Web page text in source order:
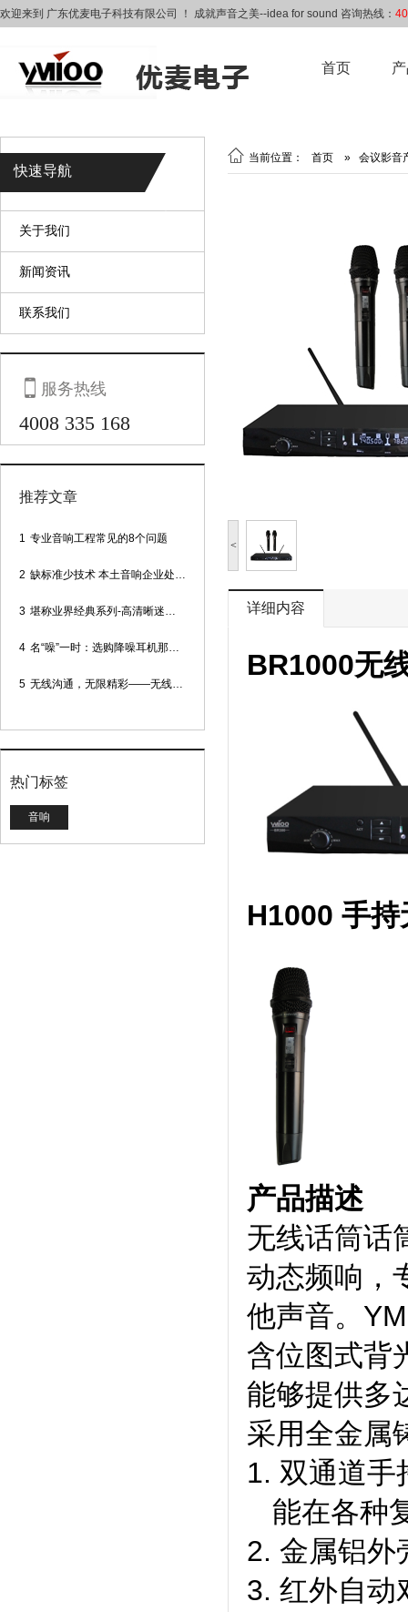
欢迎来到 广东优麦电子科技有限公司 ！ 成就声音之美--idea for sound 咨询热线：
首页
快速导航
关于我们
新闻资讯
联系我们
 服务热线
4008 335 168
推荐文章
1 专业音响工程常见的8个问题
2 缺标准少技术 本土音响企业处境尴尬
3 堪称业界经典系列-高清晰迷你型头戴话筒
4 名“噪”一时：选购降噪耳机那些事
5 无线沟通，无限精彩——无线会议话筒
热门标签
音响
 当前位置： 首页 » 会议影音
<
详细内容
BR1000无
H1000 手
产品描述
无线话筒话
动态频响，
他声音。
含位图式背
能够提供多
采用全金属
1. 双通道手
能在各种
2. 金属铝外
3. 红外自动